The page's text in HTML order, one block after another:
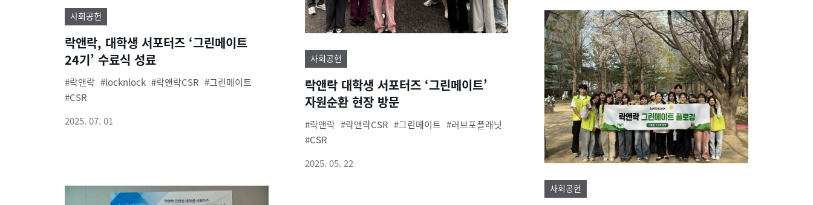
사회공헌
락앤락, 대학생 서포터즈 ‘그린메이트
24기’ 수료식 성료
락앤락 locknlock 락앤락CSR
그린메이트
CSR
2025. 07. 01
사회공헌
락앤락 대학생 서포터즈 ‘그린메이트’
자원순환 현장 방문
락앤락 락앤락CSR 그린메이트
러브포플래닛
CSR
2025. 05. 22
사회공헌